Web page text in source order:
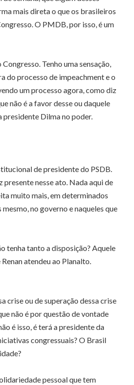
mais direta o que os brasileiros
O PMDB, por isso, é um
Tenho uma sensação,
do processo de impeachment e o
um processo agora, como diz
não é a favor desse ou daquele
presidente Dilma no poder.
de presidente do PSDB.
nesse ato. Nada aqui de
muito mais, em determinados
no governo e naqueles que
tenha tanto a disposição? Aquele
atendeu ao Planalto.
crise ou de superação dessa crise
não é por questão de vontade
é isso, é terá a presidente da
congressuais? O Brasil
pessoal que tem